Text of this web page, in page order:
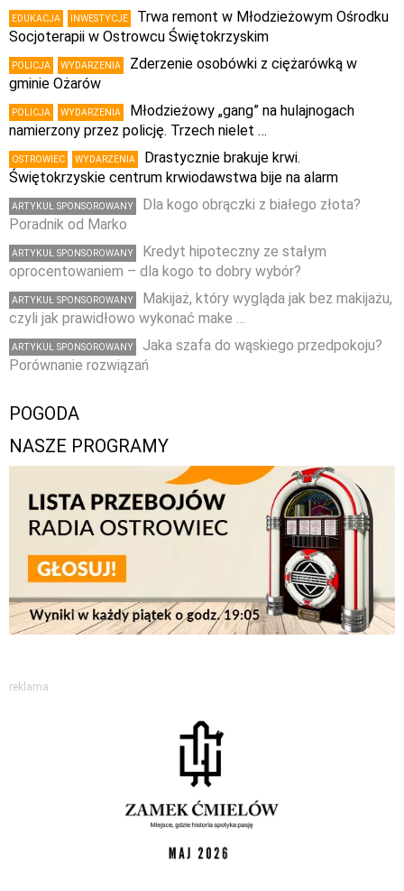
EDUKACJA INWESTYCJE
Trwa remont w Młodzieżowym Ośrodku
Socjoterapii w Ostrowcu Świętokrzyskim
POLICJA WYDARZENIA
Zderzenie osobówki z ciężarówką w
gminie Ożarów
POLICJA WYDARZENIA
Młodzieżowy „gang” na hulajnogach
namierzony przez policję. Trzech nielet …
OSTROWIEC WYDARZENIA
Drastycznie brakuje krwi.
Świętokrzyskie centrum krwiodawstwa bije na alarm
ARTYKUŁ SPONSOROWANY
Dla kogo obrączki z białego złota?
Poradnik od Marko
ARTYKUŁ SPONSOROWANY
Kredyt hipoteczny ze stałym
oprocentowaniem – dla kogo to dobry wybór?
ARTYKUŁ SPONSOROWANY
Makijaż, który wygląda jak bez makijażu,
czyli jak prawidłowo wykonać make …
ARTYKUŁ SPONSOROWANY
Jaka szafa do wąskiego przedpokoju?
Porównanie rozwiązań
POGODA
NASZE PROGRAMY
reklama